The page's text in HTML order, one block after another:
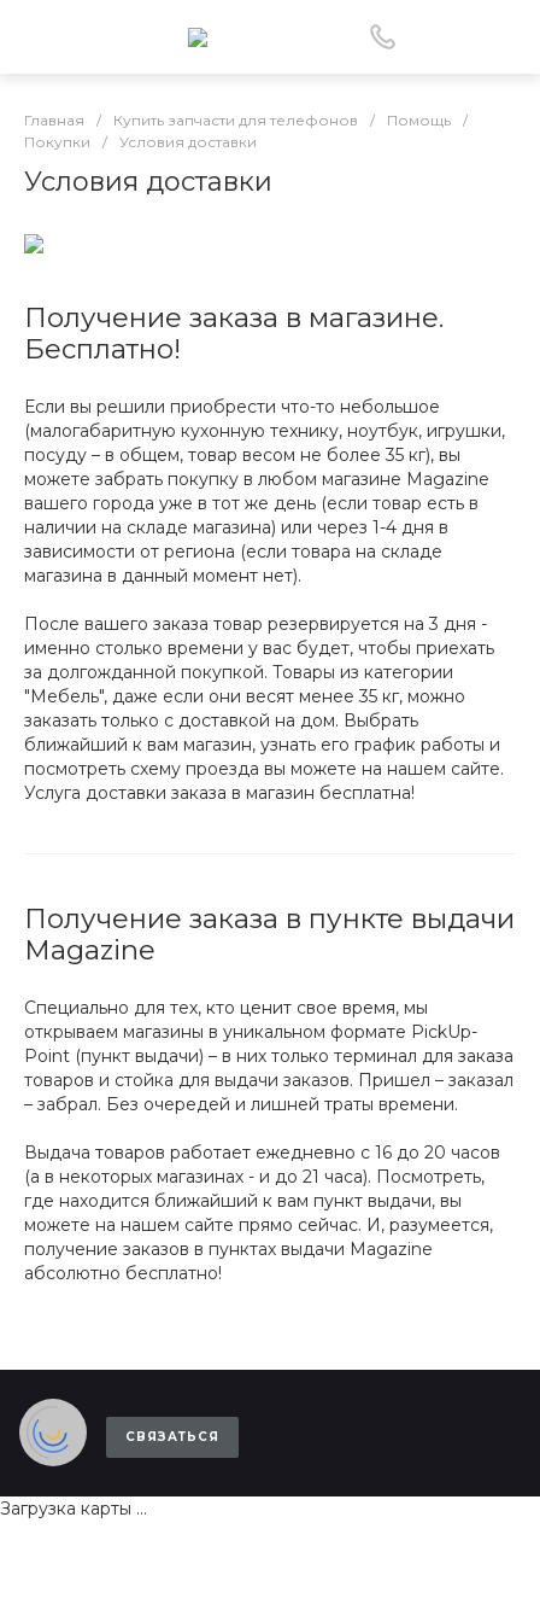
Главная / Купить запчасти для телефонов / Помощь
/
Покупки
/ Условия доставки
Условия доставки
Получение заказа в магазине.
Бесплатно!
Если вы решили приобрести что-то небольшое
(малогабаритную кухонную технику, ноутбук, игрушки,
посуду – в общем, товар весом не более 35 кг), вы
можете забрать покупку в любом магазине Magazine
вашего города уже в тот же день (если товар есть в
наличии на складе магазина) или через 1-4 дня в
зависимости от региона (если товара на складе
магазина в данный момент нет).
После вашего заказа товар резервируется на 3 дня -
именно столько времени у вас будет, чтобы приехать
за долгожданной покупкой. Товары из категории
"Мебель", даже если они весят менее 35 кг, можно
заказать только с доставкой на дом. Выбрать
ближайший к вам магазин, узнать его график работы и
посмотреть схему проезда вы можете на нашем сайте.
Услуга доставки заказа в магазин бесплатна!
Получение заказа в пункте выдачи
Magazine
Специально для тех, кто ценит свое время, мы
открываем магазины в уникальном формате PickUp-
Point (пункт выдачи) – в них только терминал для заказа
товаров и стойка для выдачи заказов. Пришел – заказал
– забрал. Без очередей и лишней траты времени.
Выдача товаров работает ежедневно с 16 до 20 часов
(а в некоторых магазинах - и до 21 часа). Посмотреть,
где находится ближайший к вам пункт выдачи, вы
можете на нашем сайте прямо сейчас. И, разумеется,
получение заказов в пунктах выдачи Magazine
абсолютно бесплатно!
СВЯЗАТЬСЯ
Загрузка карты ...